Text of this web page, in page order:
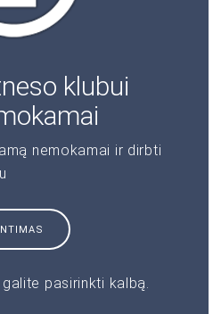
klubui
nemokamai ir dirbti
pasirinkti kalbą.